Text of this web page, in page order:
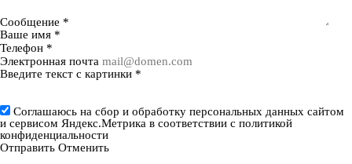
Сообщение *
Ваше имя *
Телефон *
Электронная почта
Введите текст с картинки *
Соглашаюсь на сбор и обработку персональных данных сайтом
и сервисом Яндекс.Метрика в соответствии с политикой
конфиденциальности
Отправить Отменить